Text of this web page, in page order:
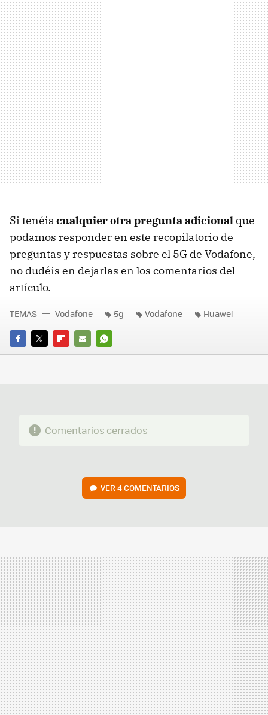
Si tenéis cualquier otra pregunta adicional que
podamos responder en este recopilatorio de
preguntas y respuestas sobre el 5G de Vodafone,
no dudéis en dejarlas en los comentarios del
artículo.
FACEBOOK
TWITTERFLIPBOARD
E-
WHATSAPP
TEMAS Vodafone 5g Vodafone Huawei
Comentarios cerrados
VER4 COMENTARIOS